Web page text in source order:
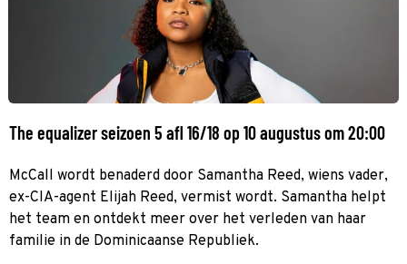
The equalizer seizoen 5 afl 16/18 op 10 augustus om 20:00
McCall wordt benaderd door Samantha Reed, wiens vader,
ex-CIA-agent Elijah Reed, vermist wordt. Samantha helpt
het team en ontdekt meer over het verleden van haar
familie in de Dominicaanse Republiek.